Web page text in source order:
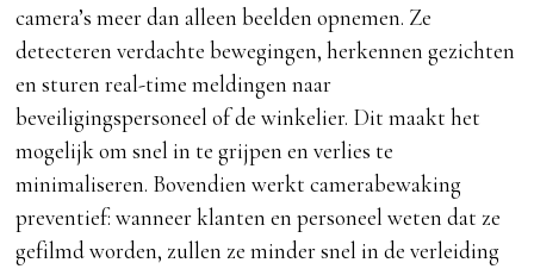
camera’s meer dan alleen beelden opnemen. Ze
detecteren verdachte bewegingen, herkennen gezichten
en sturen real-time meldingen naar
beveiligingspersoneel of de winkelier. Dit maakt het
mogelijk om snel in te grijpen en verlies te
minimaliseren. Bovendien werkt camerabewaking
preventief: wanneer klanten en personeel weten dat ze
gefilmd worden, zullen ze minder snel in de verleiding